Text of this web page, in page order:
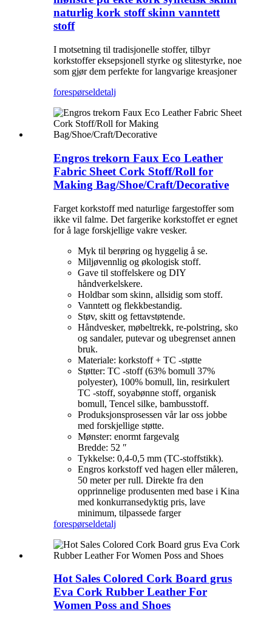
naturlig kork stoff skinn vanntett
stoff
I motsetning til tradisjonelle stoffer, tilbyr
korkstoffer eksepsjonell styrke og slitestyrke, noe
som gjør dem perfekte for langvarige kreasjoner
forespørseldetalj
Engros trekorn Faux Eco Leather
Fabric Sheet Cork Stoff/Roll for
Making Bag/Shoe/Craft/Decorative
Farget korkstoff med naturlige fargestoffer som
ikke vil falme. Det fargerike korkstoffet er egnet
for å lage forskjellige vakre vesker.
Myk til berøring og hyggelig å se.
Miljøvennlig og økologisk stoff.
Gave til stoffelskere og DIY
håndverkelskere.
Holdbar som skinn, allsidig som stoff.
Vanntett og flekkbestandig.
Støv, skitt og fettavstøtende.
Håndvesker, møbeltrekk, re-polstring, sko
og sandaler, putevar og ubegrenset annen
bruk.
Materiale: korkstoff + TC -støtte
Støtter: TC -stoff (63% bomull 37%
polyester), 100% bomull, lin, resirkulert
TC -stoff, soyabønne stoff, organisk
bomull, Tencel silke, bambusstoff.
Produksjonsprosessen vår lar oss jobbe
med forskjellige støtte.
Mønster: enormt fargevalg
Bredde: 52 ″
Tykkelse: 0,4-0,5 mm (TC-stoffstikk).
Engros korkstoff ved hagen eller måleren,
50 meter per rull. Direkte fra den
opprinnelige produsenten med base i Kina
med konkurransedyktig pris, lave
minimum, tilpassede farger
forespørseldetalj
Hot Sales Colored Cork Board grus
Eva Cork Rubber Leather For
Women Poss and Shoes